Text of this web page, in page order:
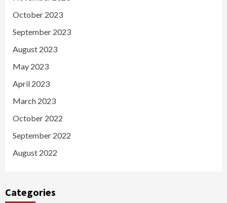
October 2023
September 2023
August 2023
May 2023
April 2023
March 2023
October 2022
September 2022
August 2022
Categories